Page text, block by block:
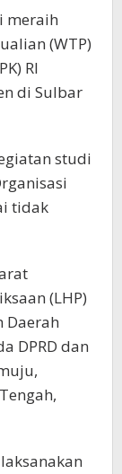
meraih
(WTP)
RI
di Sulbar
studi
tidak
(LHP)
Daerah
DPRD dan